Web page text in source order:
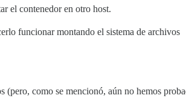
el contenedor en otro host.
funcionar montando el sistema de archivos
(pero, como se mencionó, aún no hemos